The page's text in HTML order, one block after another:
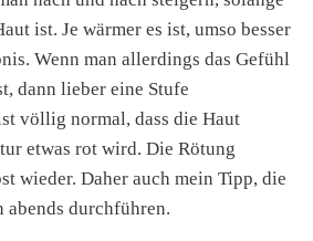
ist. Je wärmer es ist, umso besser
Wenn man allerdings das Gefühl
dann lieber eine Stufe
völlig normal, dass die Haut
etwas rot wird. Die Rötung
wieder. Daher auch mein Tipp, die
abends durchführen.